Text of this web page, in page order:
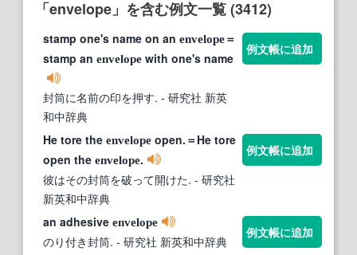
「envelope」を含む例文一覧 (3412)
stamp one's name on an envelope＝
stamp an envelope with one's name
封筒に名前の印を押す. - 研究社 新英
和中辞典
例文帳に追加
He tore the envelope open.＝He tore
open the envelope.
彼はその封筒を破って開けた. - 研究社
新英和中辞典
例文帳に追加
an adhesive envelope
のり付き封筒. - 研究社 新英和中辞典
例文帳に追加